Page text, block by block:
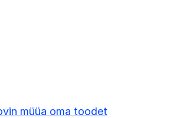
müüa oma toodet